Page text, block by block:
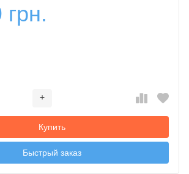
грн.
+
Купить
Быстрый заказ